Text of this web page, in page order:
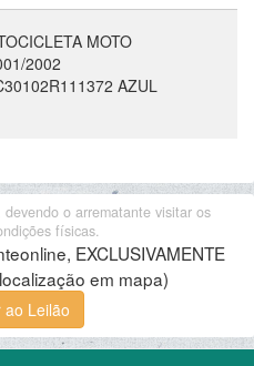
MOTO
2002
AZUL
o arrematante visitar os
físicas.
EXCLUSIVAMENTE
em mapa)
Leilão